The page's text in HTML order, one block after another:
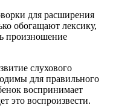
для расширения
обогащают лексику,
произношение
слухового
для правильного
воспринимает
это воспроизвести.